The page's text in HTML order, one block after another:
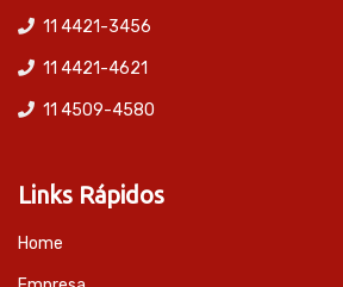
11 4421-3456
11 4421-4621
11 4509-4580
Links Rápidos
Home